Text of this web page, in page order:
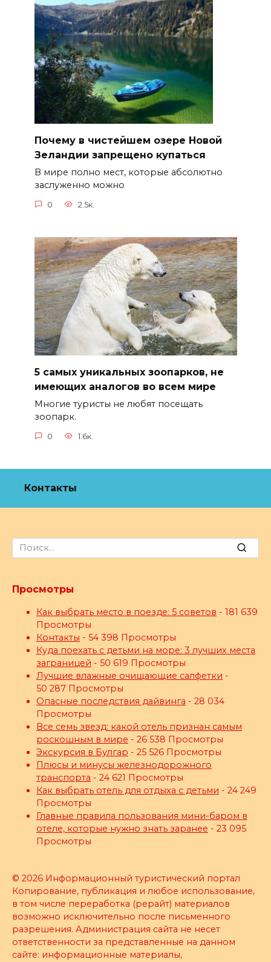
Почему в чистейшем озере Новой
Зеландии запрещено купаться
В мире полно мест, которые абсолютно
заслуженно можно
0 2.5к.
5 самых уникальных зоопарков, не
имеющих аналогов во всем мире
Многие туристы не любят посещать
зоопарк.
0 1.6к.
Контакты
Search
for:
Просмотры
Как выбрать место в поезде: 5 советов - 181 639
Просмотры
Контакты - 54 398 Просмотры
Куда поехать с детьми на море: 3 лучших места
заграницей - 50 619 Просмотры
Лучшие влажные очищающие салфетки -
50 287 Просмотры
Опасные последствия дайвинга - 28 034
Просмотры
Все семь звезд: какой отель признан самым
роскошным в мире - 26 538 Просмотры
Экскурсия в Булгар - 25 526 Просмотры
Плюсы и минусы железнодорожного
транспорта - 24 621 Просмотры
Как выбрать отель для отдыха с детьми - 24 249
Просмотры
Главные правила пользования мини-баром в
отеле, которые нужно знать заранее - 23 095
Просмотры
© 2026 Информационный туристический портал
Копирование, публикация и любое использование,
в том числе переработка (рерайт) материалов
возможно исключительно после письменного
разрешения. Администрация сайта не несет
ответственности за представленные на данном
сайте: информационные материалы,